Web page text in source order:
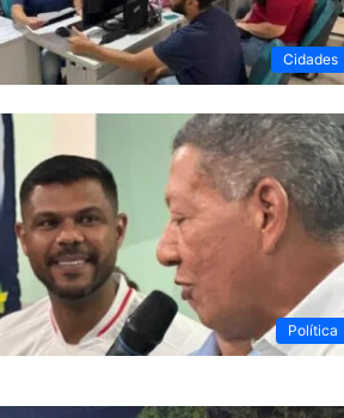
Cidades
Política